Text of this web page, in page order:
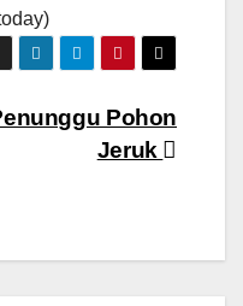
Pohon
Jeruk